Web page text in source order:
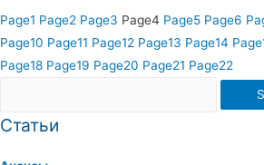
Page1 Page2 Page3 Page4 Page5 Page6
Page10 Page11 Page12 Page13 Page14 Page
Page18 Page19 Page20 Page21 Page22
Статьи